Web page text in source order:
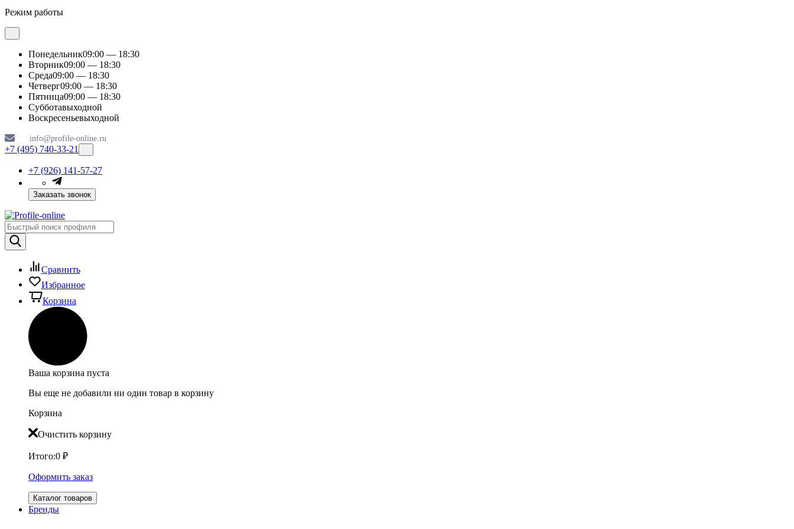
Режим работы
Понедельник09:00 — 18:30
Вторник09:00 — 18:30
Среда09:00 — 18:30
Четверг09:00 — 18:30
Пятница09:00 — 18:30
Субботавыходной
Воскресеньевыходной
info@profile-online.ru
+7 (495) 740-33-21
+7 (926) 141-57-27
Заказать звонок
Сравнить
Избранное
Корзина
Ваша корзина пуста
Вы еще не добавили ни один товар в корзину
Корзина
Очистить корзину
Итого:0 ₽
Оформить заказ
Каталог товаров
Бренды